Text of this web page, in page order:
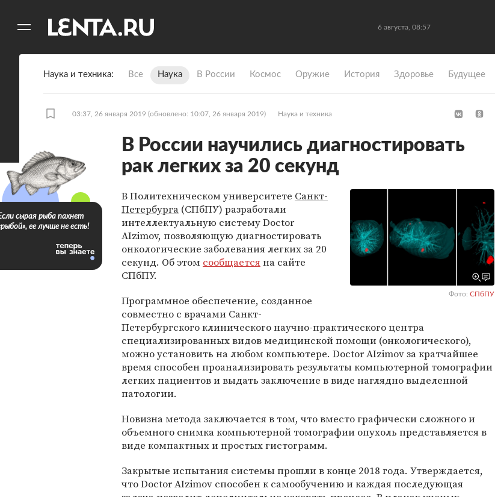
6 августа, 08:57
Наука и техника Все Наука В России Космос Оружие История Здоровье Будущее
03:37, 26 января 2019 (обновлено: 10:07, 26 января 2019) Наука и техника
В России научились диагностировать
рак легких за 20 секунд
Фото: СПбПУ
В Политехническом университете Санкт-
Петербурга (СПбПУ) разработали
интеллектуальную систему Doctor
AIzimov, позволяющую диагностировать
онкологические заболевания легких за 20
секунд. Об этом сообщаетсяна сайте
СПбПУ.
Программное обеспечение, созданное
совместно с врачами Санкт-
Петербургского клинического научно-практического центра
специализированных видов медицинской помощи (онкологического),
можно установить на любом компьютере. Doctor AIzimov за кратчайшее
время способен проанализировать результаты компьютерной томографии
легких пациентов и выдать заключение в виде наглядно выделенной
патологии.
Новизна метода заключается в том, что вместо графически сложного и
объемного снимка компьютерной томографии опухоль представляется в
виде компактных и простых гистограмм.
Закрытые испытания системы прошли в конце 2018 года. Утверждается,
что Doctor AIzimov способен к самообучению и каждая последующая
сырая рыба пахнет
ее лучше не есть!